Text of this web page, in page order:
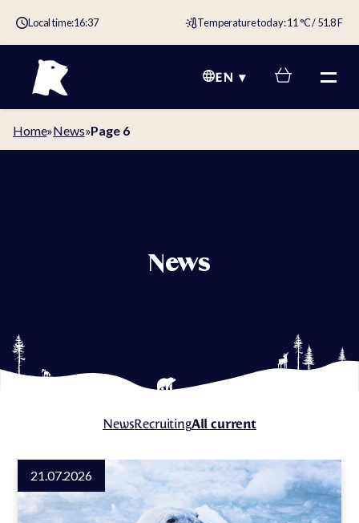
Local time:16:37 Temperature today: 11 °C / 51.8 F
EN
Home»News»Page 6
News
21.07.2026
NewsRecruitingAll current